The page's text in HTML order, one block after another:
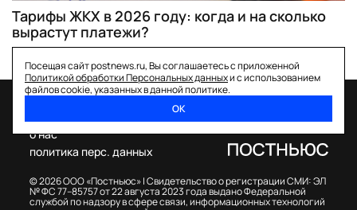
Тарифы ЖКХ в 2026 году: когда и на сколько
вырастут платежи?
Посещая сайт postnews.ru, Вы соглашаетесь с приложенной
Политикой обработки Персональных данныхи с использованием
файлов cookie, указанных в данной политике.
ОК
© 2026 ООО «Постньюс» |Свидетельство о регистрации СМИ: ЭЛ
№ ФС 77–85757 от 22 августа 2023 года выдано Федеральной
службой по надзору в сфере связи, информационных технологий
о нас
политика перс. данных